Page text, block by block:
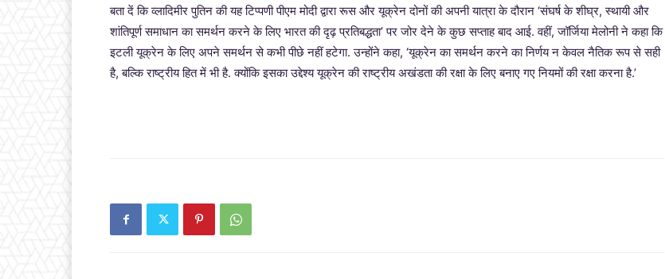
बता दें कि व्लादिमीर पुतिन की यह टिप्पणी पीएम मोदी द्वारा रूस और यूक्रेन दोनों की अपनी यात्रा के दौरान ‘संघर्ष के शीघ्र, स्थायी और
शांतिपूर्ण समाधान का समर्थन करने के लिए भारत की दृढ़ प्रतिबद्धता’ पर जोर देने के कुछ सप्ताह बाद आई. वहीं, जॉर्जिया मेलोनी ने कहा कि
इटली यूक्रेन के लिए अपने समर्थन से कभी पीछे नहीं हटेगा. उन्होंने कहा, ‘यूक्रेन का समर्थन करने का निर्णय न केवल नैतिक रूप से सही
है, बल्कि राष्ट्रीय हित में भी है. क्योंकि इसका उद्देश्य यूक्रेन की राष्ट्रीय अखंडता की रक्षा के लिए बनाए गए नियमों की रक्षा करना है.’